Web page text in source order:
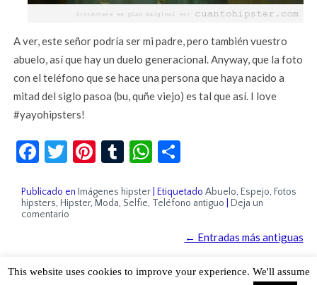
A ver, este señor podría ser mi padre, pero también vuestro
abuelo, así que hay un duelo generacional. Anyway, que la foto
con el teléfono que se hace una persona que haya nacido a
mitad del siglo pasoa (bu, quñe viejo) es tal que así. I love
#yayohipsters!
Facebook
Twitter
Pinterest
TumblrWhatsApp
Publicado en Imágenes hipster Etiquetado Abuelo, Espejo, Fotos
hipsters, Hipster, Moda, Selfie, Teléfono antiguo
Deja un
comentario
← Entradas más antiguas
Sobre Cuánto Hipster | Aviso legal |Contacto
This website uses cookies to improve your experience. We'll assume